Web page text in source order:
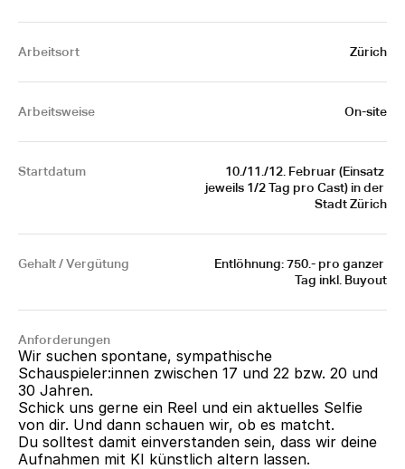
Arbeitsort Zürich
Arbeitsweise On-site
Startdatum
10./11./12. Februar (Einsatz
jeweils 1/2 Tag pro Cast) in der
Stadt Zürich
Gehalt / Vergütung
Entlöhnung: 750.- pro ganzer
Tag inkl. Buyout
Anforderungen
Wir suchen spontane, sympathische
Schauspieler:innen zwischen 17 und 22 bzw. 20 und
30 Jahren.
Schick uns gerne ein Reel und ein aktuelles Selfie
von dir. Und dann schauen wir, ob es matcht.
Du solltest damit einverstanden sein, dass wir deine
Aufnahmen mit KI künstlich altern lassen.